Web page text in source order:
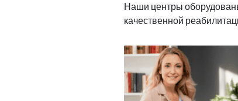
Наши центры
качественной